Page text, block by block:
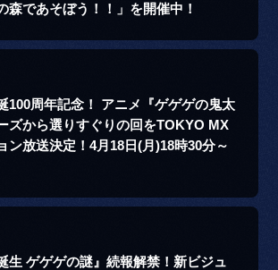
であそぼう！！」を開催中！
100周年記念！ アニメ『ゲゲゲの鬼太
ズから選りすぐりの回をTOKYO MX
ン放送決定！4月18日(月)18時30分～
生 ゲゲゲの謎』続報解禁！新ビジュ